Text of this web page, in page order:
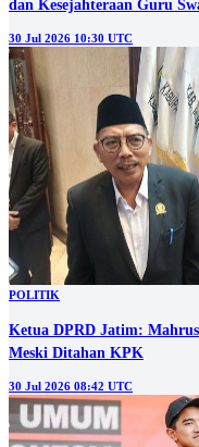
dan Kesejahteraan Guru
30 Jul 2026 10:30 UTC
POLITIK
Ketua DPRD Jatim:
Meski Ditahan KPK
30 Jul 2026 08:42 UTC